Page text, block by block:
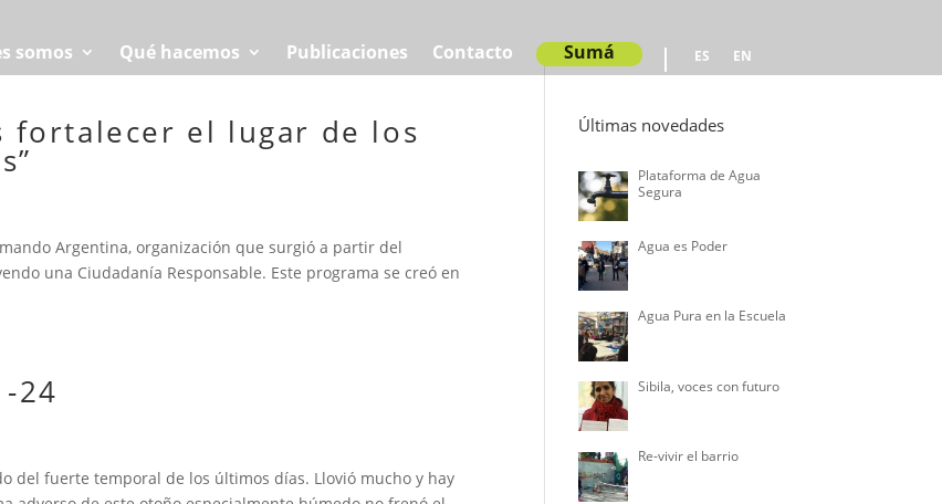
somos Qué hacemos Publicaciones Contacto Sumá ES EN
fortalecer el lugar de los
Argentina, organización que surgió a partir del
una Ciudadanía Responsable. Este programa se creó en
24
del fuerte temporal de los últimos días. Llovió mucho y hay
Últimas novedades
Plataforma de Agua
Segura
Agua es Poder
Agua Pura en la Escuela
Sibila, voces con futuro
Re-vivir el barrio